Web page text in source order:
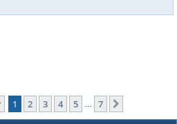
Pagina van 7
1 2 3 4 5 7